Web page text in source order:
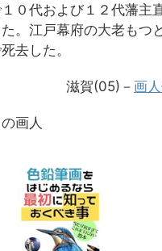
０代および１２代藩主
。江戸幕府の大老もつ
去した。
滋賀(05)－ 画
画人